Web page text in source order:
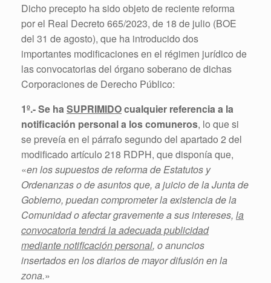
Dicho precepto ha sido objeto de reciente reforma
por el Real Decreto 665/2023, de 18 de julio (BOE
del 31 de agosto), que ha introducido dos
importantes modificaciones en el régimen jurídico de
las convocatorias del órgano soberano de dichas
Corporaciones de Derecho Público:
1º.-Se haSUPRIMIDOcualquier referencia a la
notificación personal a los comuneros, lo que si
se preveía en el párrafo segundo del apartado 2 del
modificado artículo 218 RDPH, que disponía que,
«en los supuestos de reforma de Estatutos y
Ordenanzas o de asuntos que, a juicio de la Junta de
Gobierno, puedan comprometer la existencia de la
Comunidad o afectar gravemente a sus intereses, la
convocatoria tendrá la adecuada publicidad
mediante notificación personal, o anuncios
insertados en los diarios de mayor difusión en la
zona.»